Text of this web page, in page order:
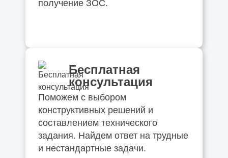
получение ЗОС.
Бесплатная
консультация
Поможем с выбором
конструктивных решений и
составлением технического
задания. Найдем ответ на трудные
и нестандартные задачи.